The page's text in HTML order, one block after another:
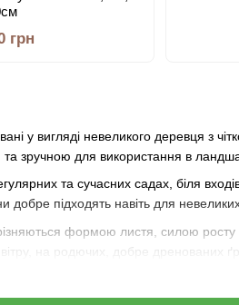
у вигляді невеликого деревця з
зручною для використання в
та сучасних садах, біля
підходять навіть для
формою листя, силою
на родючих, добре дренованих
грн